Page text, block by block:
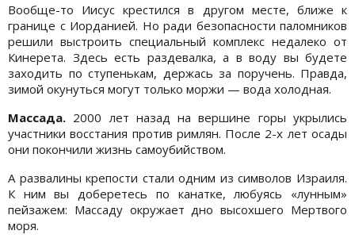
Вообще-то Иисус крестился в другом месте, ближе к
границе с Иорданией. Но ради безопасности паломников
решили выстроить специальный комплекс недалеко от
Кинерета. Здесь есть раздевалка, а в воду вы будете
заходить по ступенькам, держась за поручень. Правда,
зимой окунуться могут только моржи — вода холодная.
Массада. 2000 лет назад на вершине горы укрылись
участники восстания против римлян. После 2-х лет осады
они покончили жизнь самоубийством.
А развалины крепости стали одним из символов Израиля.
К ним вы доберетесь по канатке, любуясь «лунным»
пейзажем: Массаду окружает дно высохшего Мертвого
моря.